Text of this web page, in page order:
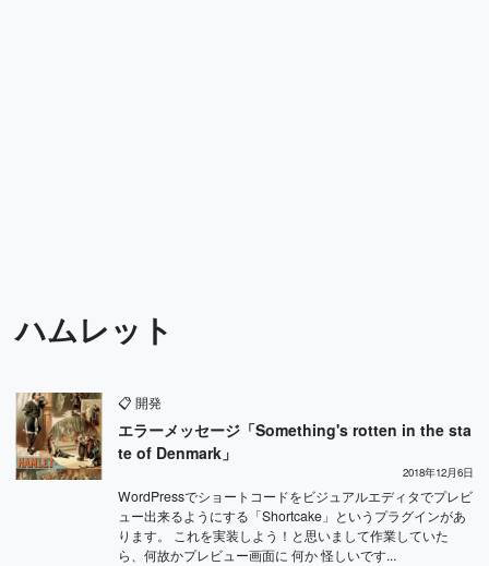
ハムレット
📋 開発
エラーメッセージ「Something's rotten in the sta
te of Denmark」
2018年12月6日
WordPressでショートコードをビジュアルエディタでプレビ
ュー出来るようにする「Shortcake」というプラグインがあ
ります。 これを実装しよう！と思いまして作業していた
ら、何故かプレビュー画面に 何か 怪しいです...